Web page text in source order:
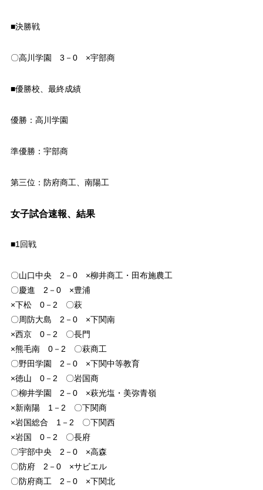
■決勝戦
〇高川学園 3－0 ×宇部商
■優勝校、最終成績
優勝：高川学園
準優勝：宇部商
第三位：防府商工、南陽工
女子試合速報、結果
■1回戦
〇山口中央 2－0 ×柳井商工・田布施農工
〇慶進 2－0 ×豊浦
×下松 0－2 〇萩
〇周防大島 2－0 ×下関南
×西京 0－2 〇長門
×熊毛南 0－2 〇萩商工
〇野田学園 2－0 ×下関中等教育
×徳山 0－2 〇岩国商
〇柳井学園 2－0 ×萩光塩・美弥青嶺
×新南陽 1－2 〇下関商
×岩国総合 1－2 〇下関西
×岩国 0－2 〇長府
〇宇部中央 2－0 ×高森
〇防府 2－0 ×サビエル
〇防府商工 2－0 ×下関北